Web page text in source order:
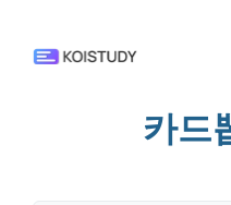
카드